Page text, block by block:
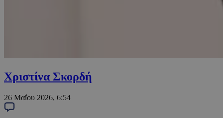
Χριστίνα Σκορδή
26 Μαΐου 2026, 6:54